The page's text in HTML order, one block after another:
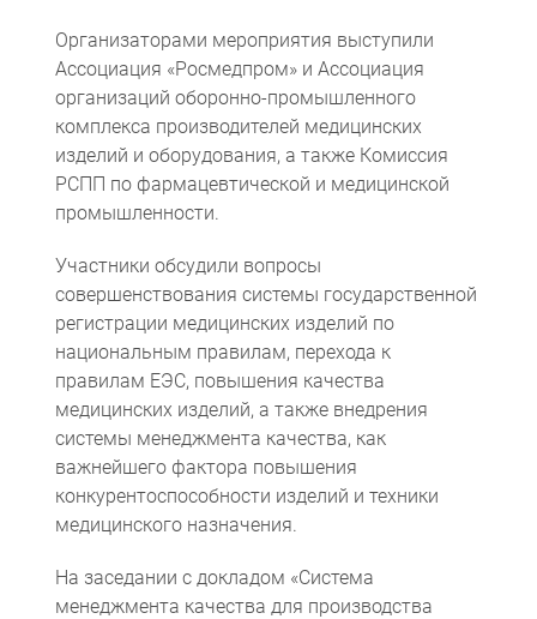
Организаторами мероприятия выступили
Ассоциация «Росмедпром» и Ассоциация
организаций оборонно-промышленного
комплекса производителей медицинских
изделий и оборудования, а также Комиссия
РСПП по фармацевтической и медицинской
промышленности.
Участники обсудили вопросы
совершенствования системы государственной
регистрации медицинских изделий по
национальным правилам, перехода к
правилам ЕЭС, повышения качества
медицинских изделий, а также внедрения
системы менеджмента качества, как
важнейшего фактора повышения
конкурентоспособности изделий и техники
медицинского назначения.
На заседании c докладом «Система
менеджмента качества для производства